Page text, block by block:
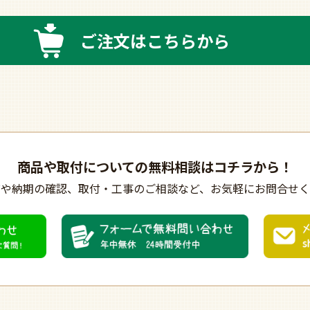
ご注文はこちらから
商品や取付についての無料相談はコチラから！
納期の確認、 取付・工事のご相談など、 お気軽にお問合せ